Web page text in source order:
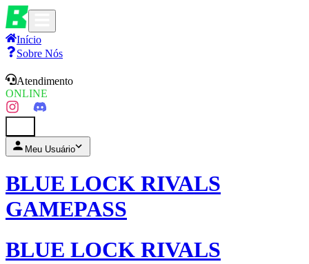
Início
Sobre Nós
Atendimento
ONLINE
Meu Usuário
BLUE LOCK RIVALS
GAMEPASS
BLUE LOCK RIVALS